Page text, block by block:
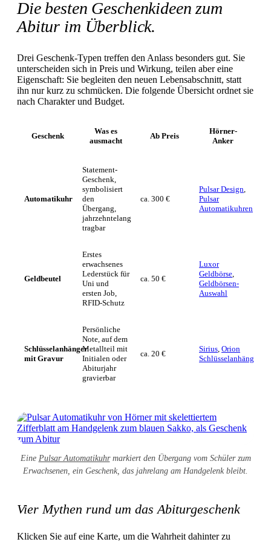
Die besten Geschenkideen zum
Abitur im Überblick.
Drei Geschenk-Typen treffen den Anlass besonders gut. Sie
unterscheiden sich in Preis und Wirkung, teilen aber eine
Eigenschaft: Sie begleiten den neuen Lebensabschnitt, statt
ihn nur kurz zu schmücken. Die folgende Übersicht ordnet sie
nach Charakter und Budget.
Geschenk
Was es
ausmacht
Ab Preis
Hörner-
Anker
Automatikuhr
Statement-
Geschenk,
symbolisiert
den
Übergang,
jahrzehntelang
tragbar
ca. 300 €
Pulsar Design,
Pulsar
Automatikuhren
Geldbeutel
Erstes
erwachsenes
Lederstück für
Uni und
ersten Job,
RFID-Schutz
ca. 50 €
Luxor
Geldbörse,
Geldbörsen-
Auswahl
Schlüsselanhänger
mit Gravur
Persönliche
Note, auf dem
Metallteil mit
Initialen oder
Abiturjahr
gravierbar
ca. 20 €
Sirius, Orion
Schlüsselanhänger
Eine Pulsar Automatikuhrmarkiert den Übergang vom Schüler zum
Erwachsenen, ein Geschenk, das jahrelang am Handgelenk bleibt.
Vier Mythen rund um das Abiturgeschenk
Klicken Sie auf eine Karte, um die Wahrheit dahinter zu